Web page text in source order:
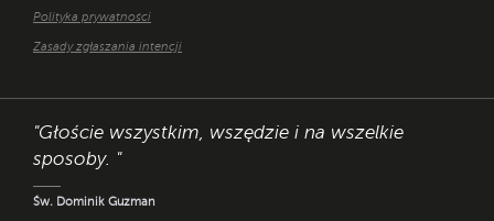
Polityka prywatności
Zasady zgłaszania intencji
"Głoście wszystkim, wszędzie i na wszelkie
sposoby. "
Św. Dominik Guzman